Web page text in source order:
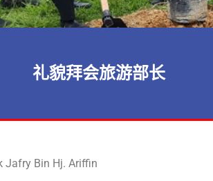
礼貌拜会旅游部长
Jafry Bin Hj. Ariffin